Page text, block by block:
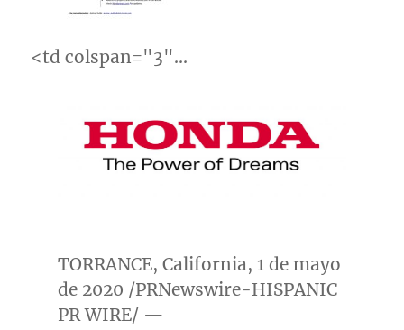
<td colspan="3"…
TORRANCE, California, 1 de mayo
de 2020 /PRNewswire-HISPANIC
PR WIRE/ —